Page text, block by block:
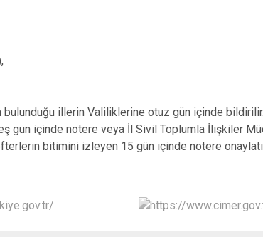
illerin Valiliklerine otuz gün içinde bildirilir.
gün içinde notere veya İl Sivil Toplumla İlişkiler
bitimini izleyen 15 gün içinde notere